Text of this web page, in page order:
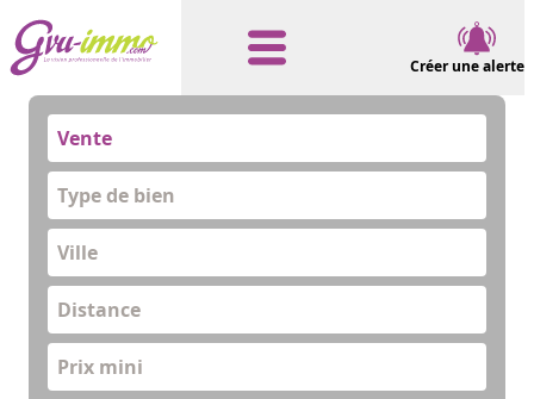
Créer une alerte
Vente
Type de bien
Distance
Prix mini